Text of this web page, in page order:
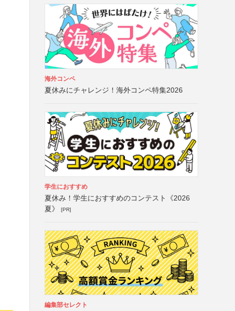
海外コンペ
夏休みにチャレンジ！海外コンペ特集2026
学生におすすめ
夏休み！学生におすすめのコンテスト《2026
夏》
[PR]
編集部セレクト